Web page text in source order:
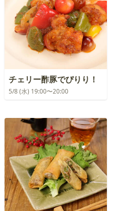
チェリー酢豚でぴりり！
5/8 (水) 19:00〜20:00